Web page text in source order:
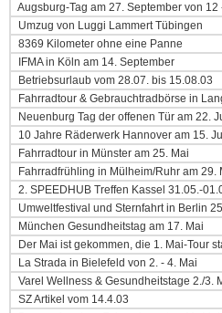
Augsburg-Tag am 27. September von 12
Umzug von Luggi Lammert Tübingen
8369 Kilometer ohne eine Panne
IFMA in Köln am 14. September
Betriebsurlaub vom 28.07. bis 15.08.03
Fahrradtour & Gebrauchtradbörse in
Neuenburg Tag der offenen Tür am 22.
10 Jahre Räderwerk Hannover am 15.
Fahrradtour in Münster am 25. Mai
Fahrradfrühling in Mülheim/Ruhr am 29.
2. SPEEDHUB Treffen Kassel 31.05.-
Umweltfestival und Sternfahrt in Berlin
München Gesundheitstag am 17. Mai
Der Mai ist gekommen, die 1. Mai-Tour
La Strada in Bielefeld von 2. - 4. Mai
Varel Wellness & Gesundheitstage 2./3.
SZ Artikel vom 14.4.03